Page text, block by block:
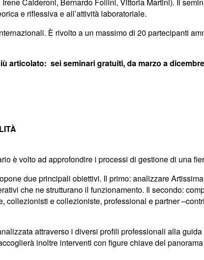
Calderoni, Bernardo Follini, Vittoria Martini). Il
e riflessiva e all’attività laboratoriale.
È rivolto a un massimo di 20 partecipanti
articolato: sei seminari gratuiti, da marzo a
è volto ad approfondire i processi di gestione di una
due principali obiettivi. Il primo: analizzare
che ne strutturano il funzionamento. Il secondo:
e collezioniste, professional e partner
attraverso i diversi profili professionali alla
inoltre interventi con figure chiave del